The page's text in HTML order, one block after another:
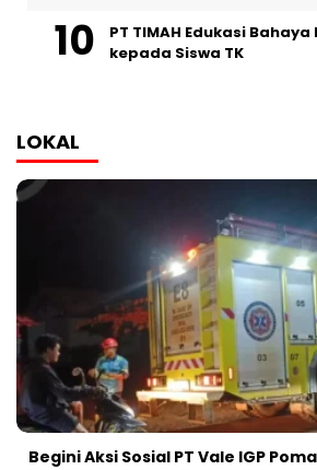
PT TIMAH Edukasi
kepada Siswa TK
LOKAL
Begini Aksi Sosial PT Vale IGP